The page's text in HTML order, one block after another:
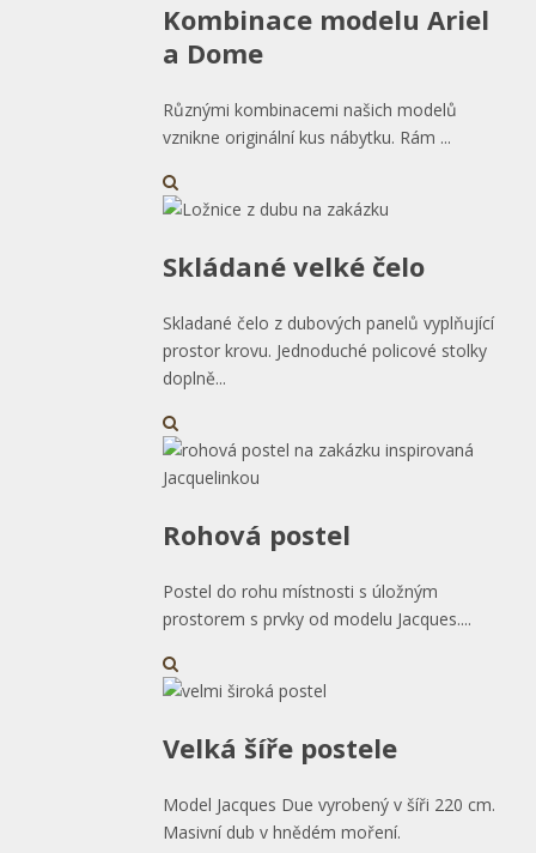
Kombinace modelu Ariel
a Dome
Různými kombinacemi našich modelů
vznikne originální kus nábytku. Rám ...
Skládané velké čelo
Skladané čelo z dubových panelů vyplňující
prostor krovu. Jednoduché policové stolky
doplně...
Rohová postel
Postel do rohu místnosti s úložným
prostorem s prvky od modelu Jacques....
Velká šíře postele
Model Jacques Due vyrobený v šíři 220 cm.
Masivní dub v hnědém moření.